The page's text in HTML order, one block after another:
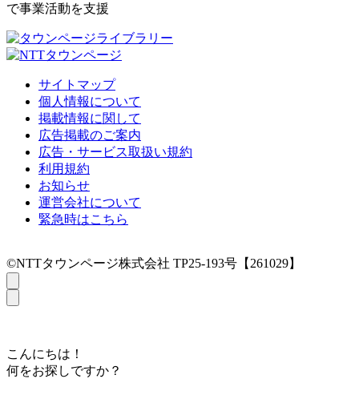
で事業活動を支援
サイトマップ
個人情報について
掲載情報に関して
広告掲載のご案内
広告・サービス取扱い規約
利用規約
お知らせ
運営会社について
緊急時はこちら
©NTTタウンページ株式会社 TP25-193号【261029】
こんにちは！
何をお探しですか？